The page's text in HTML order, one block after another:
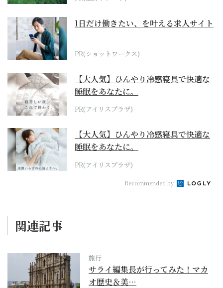
1日だけ働きたい、を叶える求人サイト
PR(ショットワークス)
【大人気】ひんやり冷感寝具で快適な
睡眠をあなたに。
PR(アイリスプラザ)
【大人気】ひんやり冷感寝具で快適な
睡眠をあなたに。
PR(アイリスプラザ)
Recommended by
関連記事
旅行
サライ編集長が行ってみた！マカ
オ歴史＆美…